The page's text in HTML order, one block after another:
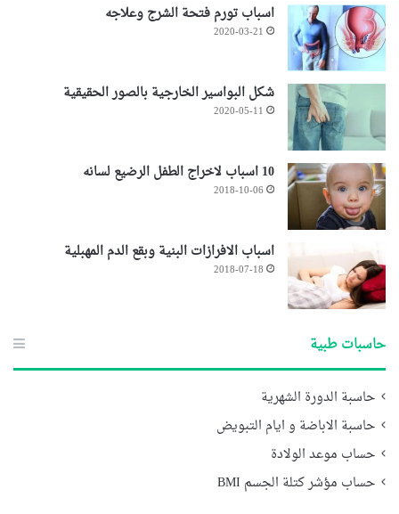
اسباب تورم فتحة الشرج وعلاجه
2020-03-21
شكل البواسير الخارجية بالصور الحقيقية
2020-05-11
10 اسباب لاخراج الطفل الرضيع لسانه
2018-10-06
اسباب الافرازات البنية وبقع الدم المهبلية
2018-07-18
حاسبات طبية
حاسبة الدورة الشهرية
حاسبة الاباضة و ايام التبويض
حساب موعد الولادة
حساب مؤشر كتلة الجسم BMI